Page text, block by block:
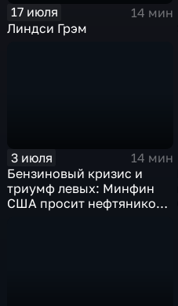
17 июля
14 мин
Линдси Грэм
3 июля
14 мин
Бензиновый кризис и
триумф левых: Минфин
США просит нефтяников